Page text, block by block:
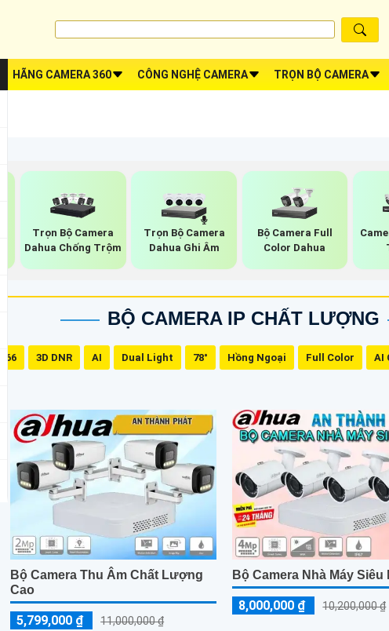
HÃNG CAMERA 360 CÔNG NGHỆ CAMERA TRỌN BỘ CAMERA
Trọn Bộ Camera
Dahua Chống Trộm
Trọn Bộ Camera
Dahua Ghi Âm
Bộ Camera Full
Color Dahua
BỘ CAMERA IP CHẤT LƯỢNG
IP66 3D DNR AI Dual Light 78° Hồng Ngoại Full Color AI
Bộ Camera Thu Âm Chất Lượng
Cao
5,799,000 ₫ 11,000,000 ₫
Bộ Camera Nhà Máy Siêu
8,000,000 ₫ 10,200,000 ₫